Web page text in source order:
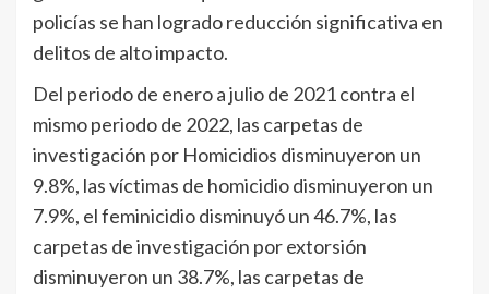
policías se han logrado reducción significativa en
delitos de alto impacto.
Del periodo de enero a julio de 2021 contra el
mismo periodo de 2022, las carpetas de
investigación por Homicidios disminuyeron un
9.8%, las víctimas de homicidio disminuyeron un
7.9%, el feminicidio disminuyó un 46.7%, las
carpetas de investigación por extorsión
disminuyeron un 38.7%, las carpetas de